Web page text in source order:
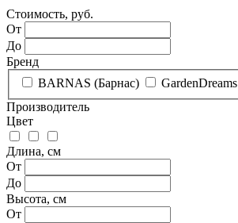
Стоимость, руб.
От
До
Бренд
BARNAS (Барнас)
GardenDreams
Производитель
Цвет
Длина, см
От
До
Высота, см
От